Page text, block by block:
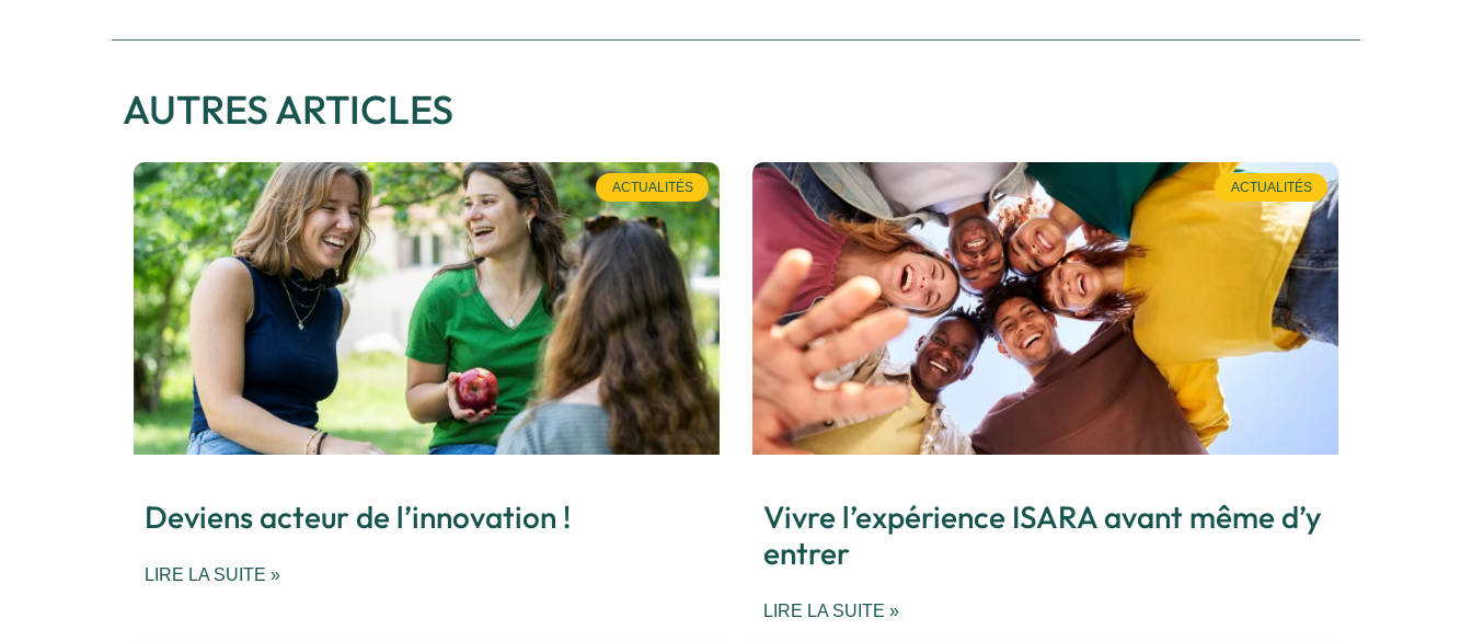
AUTRES ARTICLES
ACTUALITÉS
Deviens acteur de l’innovation !
LIRE LA SUITE »
ACTUALITÉS
Vivre l’expérience ISARA avant même d’y
entrer
LIRE LA SUITE »